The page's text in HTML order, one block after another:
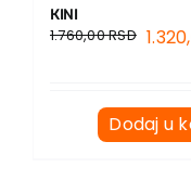
КINI
1.760,00RSD
Dodaj u